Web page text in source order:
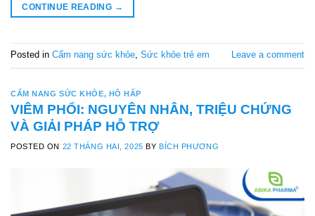
CONTINUE READING →
Posted in Cẩm nang sức khỏe, Sức khỏe trẻ em Leave a comment
CẨM NANG SỨC KHỎE, HÔ HẤP
VIÊM PHỔI: NGUYÊN NHÂN, TRIỆU CHỨNG
VÀ GIẢI PHÁP HỖ TRỢ
POSTED ON 22 THÁNG HAI, 2025 BY BÍCH PHƯƠNG